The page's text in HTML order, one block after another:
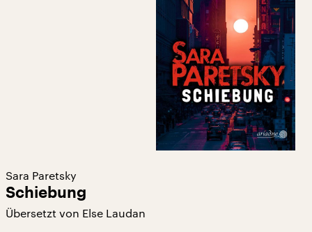
Sara Paretsky
Schiebung
Übersetzt von Else Laudan